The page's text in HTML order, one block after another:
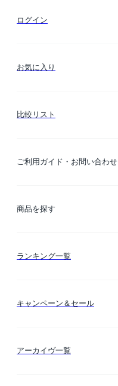
ログイン
お気に入り
比較リスト
ご利用ガイド・お問い合わせ
ご利用ガイド
商品を探す
カテゴリー検索
ランキング一覧
キャンペーン＆セール
アーカイヴ一覧